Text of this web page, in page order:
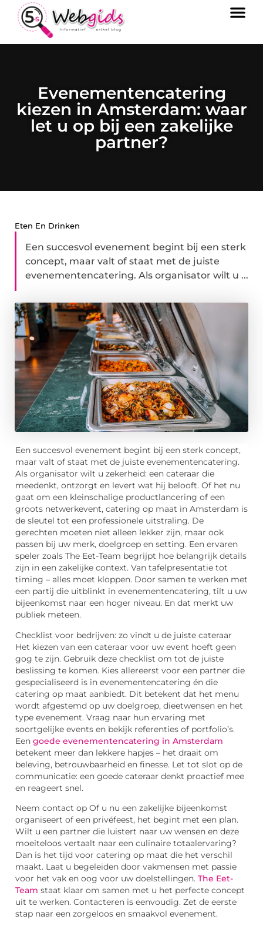
Evenementencatering
kiezen in Amsterdam: waar
let u op bij een zakelijke
partner?
Eten En Drinken
Een succesvol evenement begint bij een sterk
concept, maar valt of staat met de juiste
evenementencatering. Als organisator wilt u ...
Een succesvol evenement begint bij een sterk concept,
maar valt of staat met de juiste evenementencatering.
Als organisator wilt u zekerheid: een cateraar die
meedenkt, ontzorgt en levert wat hij belooft. Of het nu
gaat om een kleinschalige productlancering of een
groots netwerkevent, catering op maat in Amsterdam is
de sleutel tot een professionele uitstraling. De
gerechten moeten niet alleen lekker zijn, maar ook
passen bij uw merk, doelgroep en setting. Een ervaren
speler zoals The Eet-Team begrijpt hoe belangrijk details
zijn in een zakelijke context. Van tafelpresentatie tot
timing – alles moet kloppen. Door samen te werken met
een partij die uitblinkt in evenementencatering, tilt u uw
bijeenkomst naar een hoger niveau. En dat merkt uw
publiek meteen.
Checklist voor bedrijven: zo vindt u de juiste cateraar
Het kiezen van een cateraar voor uw event hoeft geen
gog te zijn. Gebruik deze checklist om tot de juiste
beslissing te komen. Kies allereerst voor een partner die
gespecialiseerd is in evenementencatering én die
catering op maat aanbiedt. Dit betekent dat het menu
wordt afgestemd op uw doelgroep, dieetwensen en het
type evenement. Vraag naar hun ervaring met
soortgelijke events en bekijk referenties of portfolio’s.
Een goede evenementencatering in Amsterdam
betekent meer dan lekkere hapjes – het draait om
beleving, betrouwbaarheid en finesse. Let tot slot op de
communicatie: een goede cateraar denkt proactief mee
en reageert snel.
Neem contact op Of u nu een zakelijke bijeenkomst
organiseert of een privéfeest, het begint met een plan.
Wilt u een partner die luistert naar uw wensen en deze
moeiteloos vertaalt naar een culinaire totaalervaring?
Dan is het tijd voor catering op maat die het verschil
maakt. Laat u begeleiden door vakmensen met passie
voor het vak en oog voor uw doelstellingen. The Eet-
Team staat klaar om samen met u het perfecte concept
uit te werken. Contacteren is eenvoudig. Zet de eerste
stap naar een zorgeloos en smaakvol evenement.